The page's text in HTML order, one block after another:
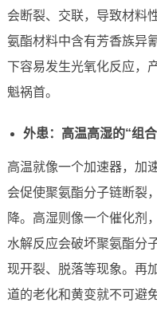
会断裂、交联，导致材料
氨酯材料中含有芳香族异
下容易发生光氧化反应，
魁祸首。
外患：高温高湿的“组
高温就像一个加速器，加
会促使聚氨酯分子链断裂
降。高湿则像一个催化剂
水解反应会破坏聚氨酯分
现开裂、脱落等现象。再
道的老化和黄变就不可避免